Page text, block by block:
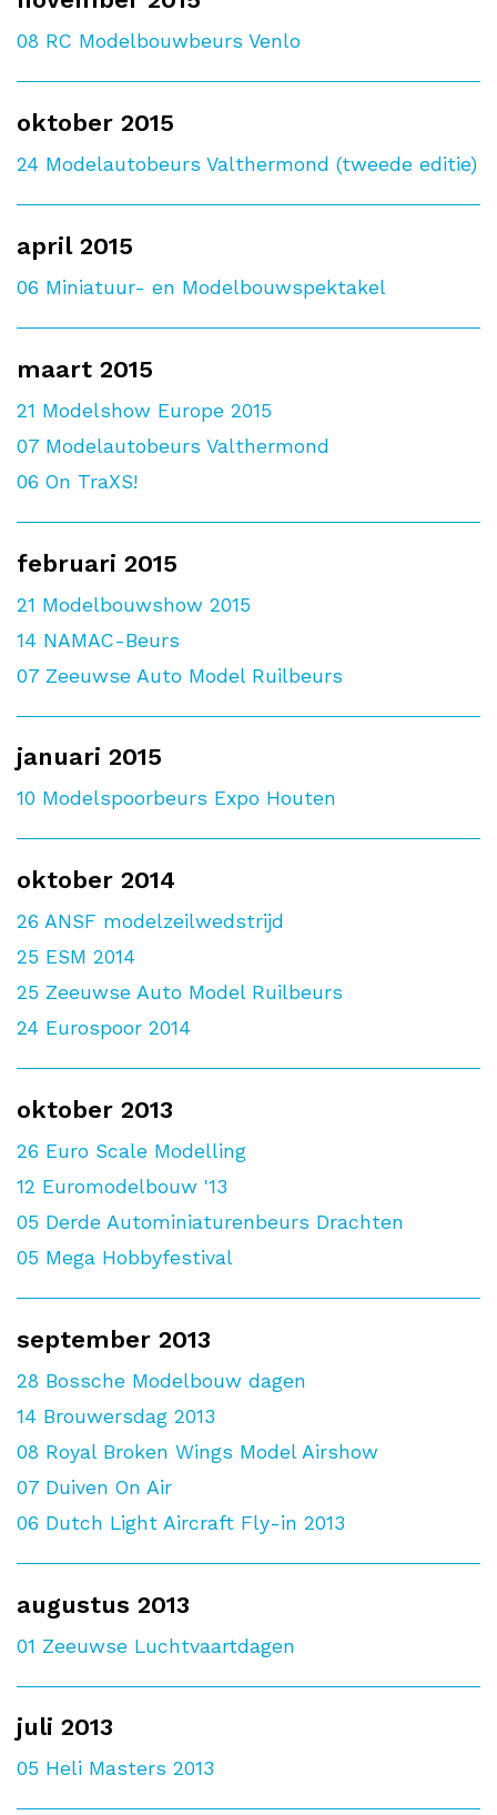
08 RC Modelbouwbeurs Venlo
oktober 2015
24 Modelautobeurs Valthermond (tweede editie)
april 2015
06 Miniatuur- en Modelbouwspektakel
maart 2015
21 Modelshow Europe 2015
07 Modelautobeurs Valthermond
06 On TraXS!
februari 2015
21 Modelbouwshow 2015
14 NAMAC-Beurs
07 Zeeuwse Auto Model Ruilbeurs
januari 2015
10 Modelspoorbeurs Expo Houten
oktober 2014
26 ANSF modelzeilwedstrijd
25 ESM 2014
25 Zeeuwse Auto Model Ruilbeurs
24 Eurospoor 2014
oktober 2013
26 Euro Scale Modelling
12 Euromodelbouw '13
05 Derde Autominiaturenbeurs Drachten
05 Mega Hobbyfestival
september 2013
28 Bossche Modelbouw dagen
14 Brouwersdag 2013
08 Royal Broken Wings Model Airshow
07 Duiven On Air
06 Dutch Light Aircraft Fly-in 2013
augustus 2013
01 Zeeuwse Luchtvaartdagen
juli 2013
05 Heli Masters 2013